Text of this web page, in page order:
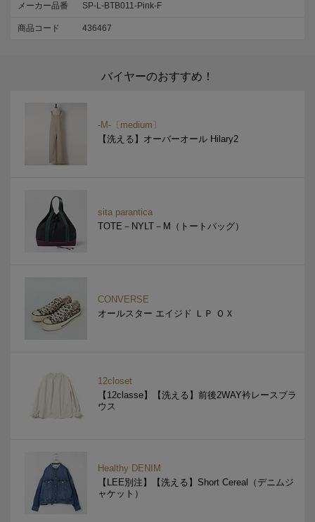
メーカー品番 SP-L-BTB011-Pink-F
商品コード 436467
バイヤーのおすすめ！
-M-〔medium〕
【洗える】オーバーオール Hilary2
sita parantica
TOTE－NYLT－M（トートバッグ）
CONVERSE
オールスター エイジド ＬＰ ＯＸ
12closet
【12classe】【洗える】前後2WAY衿レースブラ
ウス
Healthy DENIM
【LEE別注】【洗える】Short Cereal（デニムジ
ャケット）